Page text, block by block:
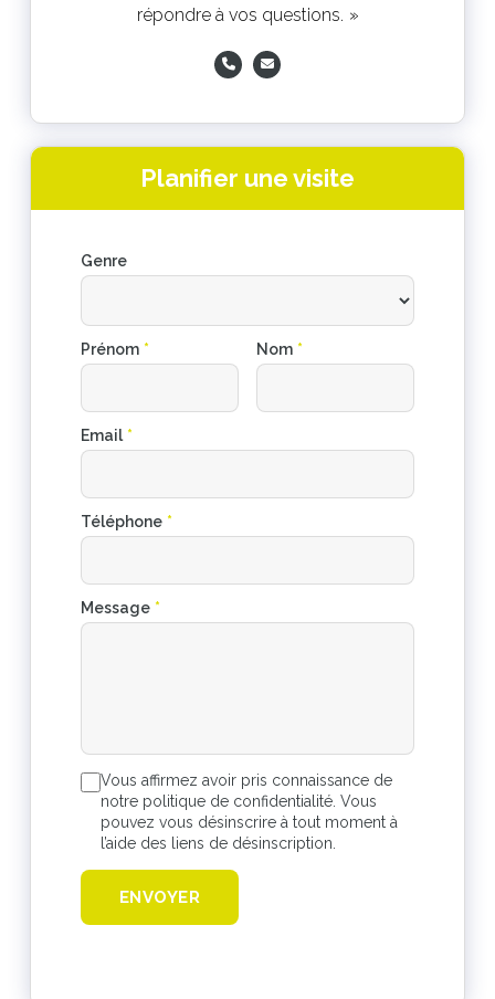
répondre à vos questions.
Planifier une visite
Genre
Prénom * Nom *
Email *
Téléphone *
Message *
Vous affirmez avoir pris connaissance de
notre politique de confidentialité. Vous
pouvez vous désinscrire à tout moment à
l’aide des liens de désinscription.
ENVOYER